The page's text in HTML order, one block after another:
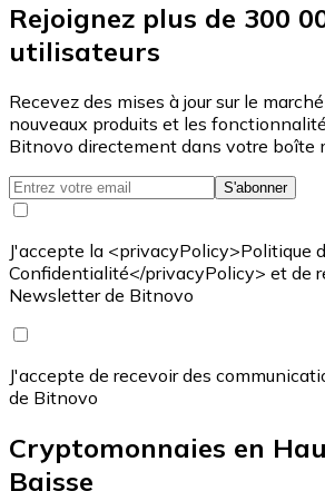
Rejoignez plus de 300
utilisateurs
Recevez des mises à jour sur le
nouveaux produits et les
Bitnovo directement dans votre boîte
S'abonner
J'accepte la <privacyPolicy>Politique
Confidentialité</privacyPolicy> et de
Newsletter de Bitnovo
J'accepte de recevoir des
de Bitnovo
Cryptomonnaies en
Baisse